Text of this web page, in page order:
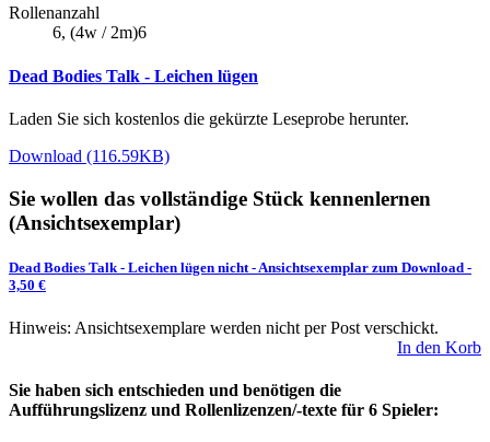
Rollenanzahl
6, (4w / 2m)6
Dead Bodies Talk - Leichen lügen
Laden Sie sich kostenlos die gekürzte Leseprobe herunter.
Download (116.59KB)
Sie wollen das vollständige Stück kennenlernen
(Ansichtsexemplar)
Dead Bodies Talk - Leichen lügen nicht - Ansichtsexemplar zum Download -
3,50 €
Hinweis: Ansichtsexemplare werden nicht per Post verschickt.
In den Korb
Sie haben sich entschieden und benötigen die
Aufführungslizenz und Rollenlizenzen/-texte für 6 Spieler: